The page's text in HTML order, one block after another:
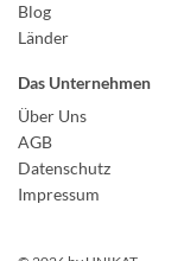
Blog
Länder
Das Unternehmen
Über Uns
AGB
Datenschutz
Impressum